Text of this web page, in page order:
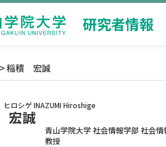
研究者情報
> 稲積 宏誠
ロシゲINAZUMI Hiroshige
宏誠
青山学院大学 社会情報学部 社会情
教授